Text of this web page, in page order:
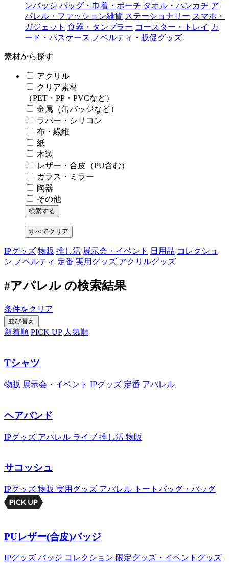
ンバッジ バッグ・巾着・ポーチ タオル・ハンカチ ア
パレル・ファッション雑貨 ステーショナリー スマホ・
ガジェット 食器・タンブラー コースター・トレイ カ
ード・パスケース ノベルティ・販促グッズ
素材から探す
アクリル
クリア素材
（PET・PP・PVCなど）
金属（缶バッジなど）
ラバー・シリコン
布・繊維
紙
木製
レザー・合皮（PU含む）
ガラス・ミラー
陶器
その他
すべてクリア
IPグッズ 物販 推し活 展示会・イベント 日用品 コレクショ
ン ノベルティ 定番 実用グッズ アクリルグッズ
#アパレル の検索結果
条件をクリア
並び替え
新着順 PICK UP 人気順
Tシャツ
物販 展示会・イベント IPグッズ 定番 アパレル
ヘアバンド
IPグッズ アパレル ライブ 推し活 物販
サコッシュ
IPグッズ 物販 実用グッズ アパレル トートバッグ・バッグ
PUレザー(合皮)バッジ
IPグッズ バッジ コレクション 限定グッズ・イベントグッズ